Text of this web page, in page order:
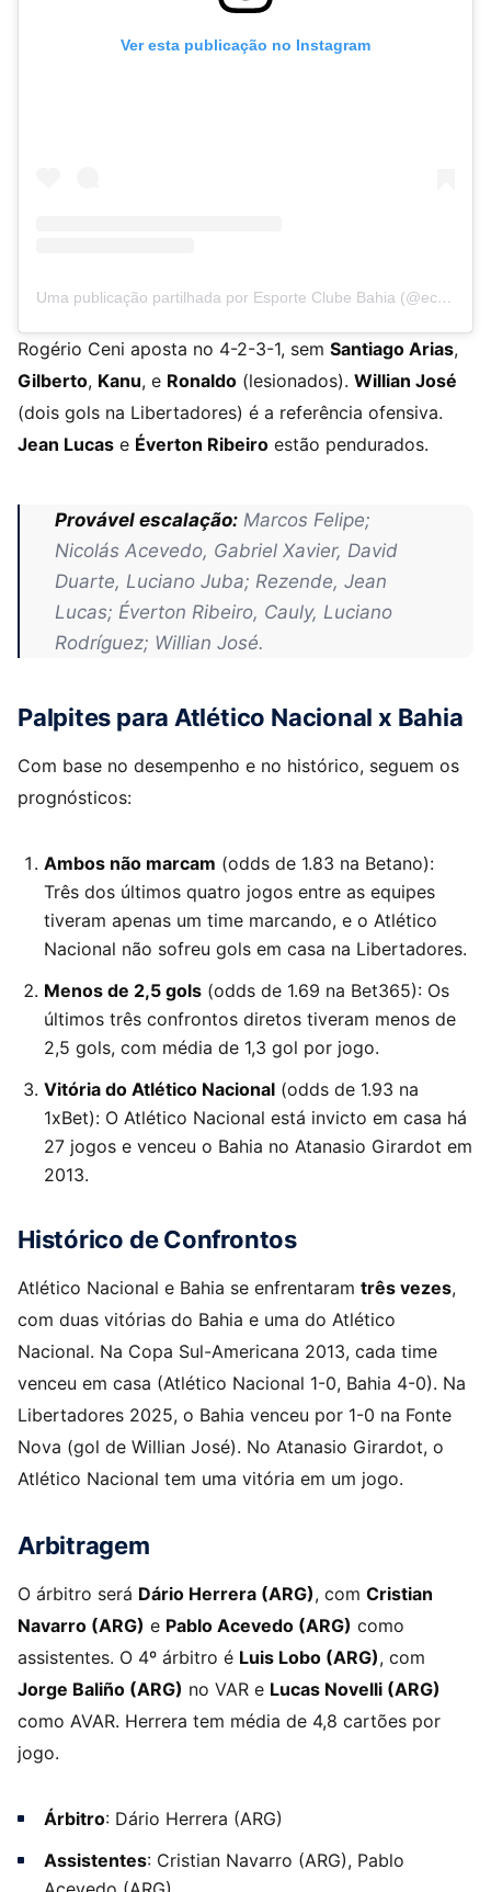
Ver esta publicação no Instagram
Uma publicação partilhada por Esporte Clube Bahia (@ecbahia)
Rogério Ceni aposta no 4-2-3-1, sem Santiago Arias,
Gilberto, Kanu, e Ronaldo (lesionados). Willian José
(dois gols na Libertadores) é a referência ofensiva.
Jean Lucas e Éverton Ribeiro estão pendurados.
Provável escalação: Marcos Felipe;
Nicolás Acevedo, Gabriel Xavier, David
Duarte, Luciano Juba; Rezende, Jean
Lucas; Éverton Ribeiro, Cauly, Luciano
Rodríguez; Willian José.
Palpites para Atlético Nacional x Bahia
Com base no desempenho e no histórico, seguem os
prognósticos:
Ambos não marcam (odds de 1.83 na Betano):
Três dos últimos quatro jogos entre as equipes
tiveram apenas um time marcando, e o Atlético
Nacional não sofreu gols em casa na Libertadores.
Menos de 2,5 gols (odds de 1.69 na Bet365): Os
últimos três confrontos diretos tiveram menos de
2,5 gols, com média de 1,3 gol por jogo.
Vitória do Atlético Nacional (odds de 1.93 na
1xBet): O Atlético Nacional está invicto em casa há
27 jogos e venceu o Bahia no Atanasio Girardot em
2013.
Histórico de Confrontos
Atlético Nacional e Bahia se enfrentaram três vezes,
com duas vitórias do Bahia e uma do Atlético
Nacional. Na Copa Sul-Americana 2013, cada time
venceu em casa (Atlético Nacional 1-0, Bahia 4-0). Na
Libertadores 2025, o Bahia venceu por 1-0 na Fonte
Nova (gol de Willian José). No Atanasio Girardot, o
Atlético Nacional tem uma vitória em um jogo.
Arbitragem
O árbitro será Dário Herrera (ARG), com Cristian
Navarro (ARG) e Pablo Acevedo (ARG) como
assistentes. O 4º árbitro é Luis Lobo (ARG), com
Jorge Baliño (ARG) no VAR e Lucas Novelli (ARG)
como AVAR. Herrera tem média de 4,8 cartões por
jogo.
Árbitro: Dário Herrera (ARG)
Assistentes: Cristian Navarro (ARG), Pablo